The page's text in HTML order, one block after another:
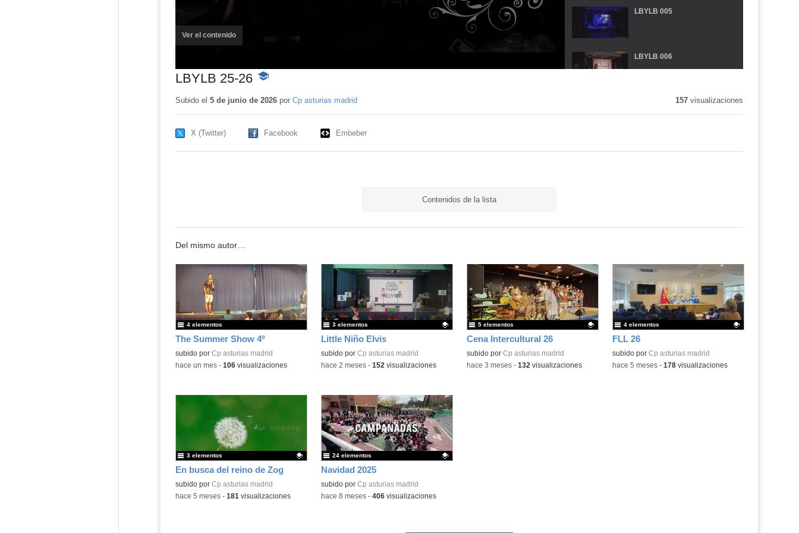
Ver el contenido(ventana
LBYLB 005
LBYLB 006
LBYLB 25-26 -
educativo
Subido el 5 de junio de 2026por Cp asturias madrid 157visualizaciones
X (Twitter) Facebook Embeber
Contenidos de la lista
Del mismo autor…
The Summer Show 4º
subido por Cp asturias madrid
4 elementos
-hace un mes- 106visualizaciones
Little Niño Elvis
Contenido educativo.
subido por Cp asturias madrid
3 elementos
-hace 2 meses- 152 visualizaciones
Cena Intercultural 26
Contenido educativo.
subido por Cp asturias madrid
5 elementos
-hace 3 meses- 132 visualizaciones
FLL 26
Contenido educativo.
subido por Cp asturias madrid
4 elementos
-hace 5 meses- 178visualizaciones
En busca del reino de Zog
Contenido educativo.
subido por Cp asturias madrid
3 elementos
-hace 5 meses- 181 visualizaciones
Navidad 2025
Contenido educativo.
subido por Cp asturias madrid
24 elementos
-hace 8 meses- 406visualizaciones